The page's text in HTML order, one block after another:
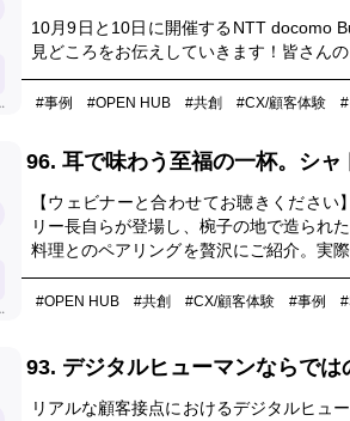
10月9日と10日に開催するNTT docomo
見どころをお伝えしていきます！皆さん
#事例 #OPEN HUB #共創 #CX/顧客体験
96. 耳で味わう至福の一杯。シ
【ウェビナーと合わせてお聴きくださ
リー長自らが登場し、椀子の地で造られ
料理とのペアリングを贅沢にご紹介。実
トー・メルシャンが体現する「フィネス
#OPEN HUB #共創 #CX/顧客体験 #事例
93. デジタルヒューマンならでは
リアルな顧客接点におけるデジタルヒュ